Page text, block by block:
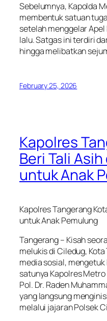
Sebelumnya, Kapolda
membentuk satuan
setelah menggelar
lalu. Satgas ini terdiri
hingga melibatkan
February 25, 2026
Kapolres
Beri Tali
untuk Anak
Kapolres Tangerang
untuk Anak Pemulung
Tangerang – Kisah
melukis di Ciledug,
media sosial,
satunya Kapolres
Pol. Dr. Raden
yang langsung
melalui jajaran Polsek